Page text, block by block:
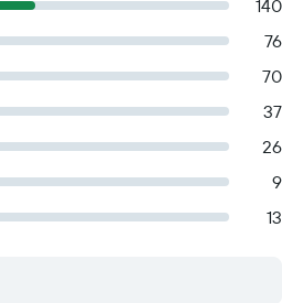
140
76
70
37
26
9
13